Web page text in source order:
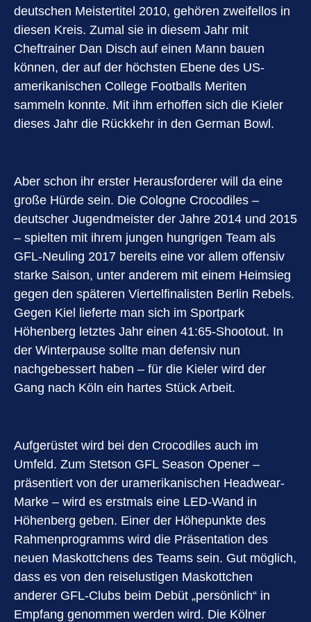
deutschen Meistertitel 2010, gehören zweifellos in
diesen Kreis. Zumal sie in diesem Jahr mit
Cheftrainer Dan Disch auf einen Mann bauen
können, der auf der höchsten Ebene des US-
amerikanischen College Footballs Meriten
sammeln konnte. Mit ihm erhoffen sich die Kieler
dieses Jahr die Rückkehr in den German Bowl.
Aber schon ihr erster Herausforderer will da eine
große Hürde sein. Die Cologne Crocodiles –
deutscher Jugendmeister der Jahre 2014 und 2015
– spielten mit ihrem jungen hungrigen Team als
GFL-Neuling 2017 bereits eine vor allem offensiv
starke Saison, unter anderem mit einem Heimsieg
gegen den späteren Viertelfinalisten Berlin Rebels.
Gegen Kiel lieferte man sich im Sportpark
Höhenberg letztes Jahr einen 41:65-Shootout. In
der Winterpause sollte man defensiv nun
nachgebessert haben – für die Kieler wird der
Gang nach Köln ein hartes Stück Arbeit.
Aufgerüstet wird bei den Crocodiles auch im
Umfeld. Zum Stetson GFL Season Opener –
präsentiert von der uramerikanischen Headwear-
Marke – wird es erstmals eine LED-Wand in
Höhenberg geben. Einer der Höhepunkte des
Rahmenprogramms wird die Präsentation des
neuen Maskottchens des Teams sein. Gut möglich,
dass es von den reiselustigen Maskottchen
anderer GFL-Clubs beim Debüt „persönlich“ in
Empfang genommen werden wird. Die Kölner